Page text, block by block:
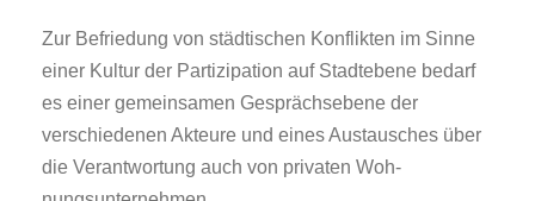
Zur Befriedung von städtischen Konflikten im Sinne
einer Kultur der Partizipation auf Stadtebene bedarf
es einer gemeinsamen Gespräch­sebene der
verschiedenen Akteure und eines Austausches über
die Verantwortung auch von privaten Woh­